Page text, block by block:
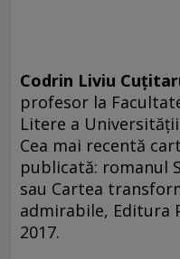
Codrin Liviu
profesor la
Litere a
Cea mai recentă
publicată: romanul
sau Cartea
admirabile, Editura
2017.